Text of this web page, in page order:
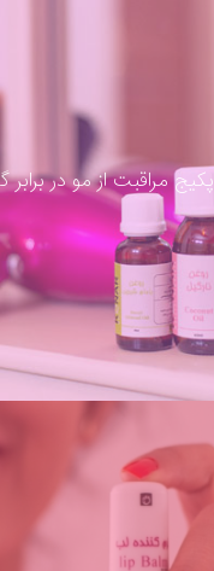
پکیج مراقبت از مو در برابر